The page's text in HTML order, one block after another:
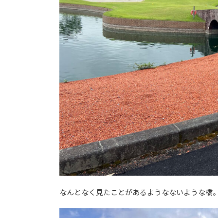
なんとなく見たことがあるようなないような橋